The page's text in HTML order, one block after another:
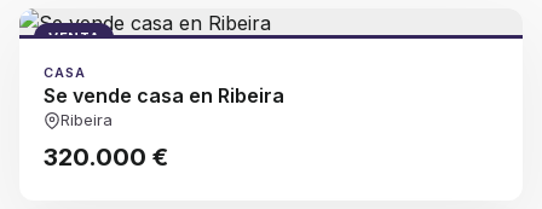
VENTA
CASA
Se vende casa en Ribeira
Ribeira
320.000 €